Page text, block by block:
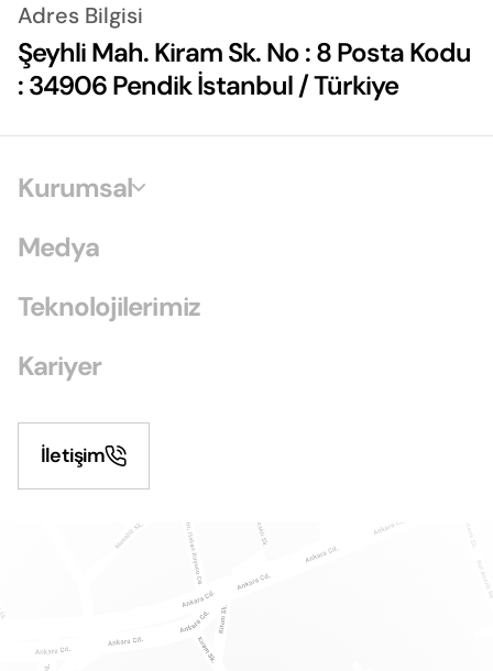
Adres Bilgisi
Şeyhli Mah. Kiram Sk. No : 8 Posta Kodu
: 34906 Pendik İstanbul / Türkiye
Kurumsal
Medya
Teknolojilerimiz
Kariyer
İletişim